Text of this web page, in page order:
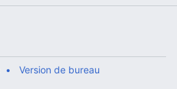
Version de bureau